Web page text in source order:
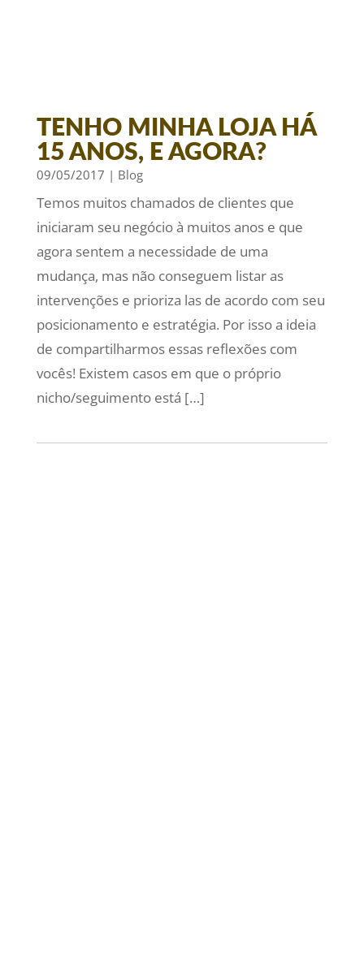
TENHO MINHA LOJA HÁ
15 ANOS, E AGORA?
09/05/2017 | Blog
Temos muitos chamados de clientes que
iniciaram seu negócio à muitos anos e que
agora sentem a necessidade de uma
mudança, mas não conseguem listar as
intervenções e prioriza las de acordo com seu
posicionamento e estratégia. Por isso a ideia
de compartilharmos essas reflexões com
vocês! Existem casos em que o próprio
nicho/seguimento está […]